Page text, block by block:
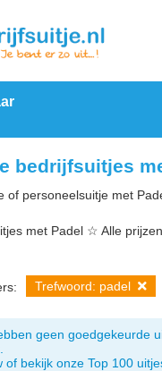
bedrijfsuitjes
of personeelsuitje met
met Padel ☆ Alle
Trefwoord: padel
geen goedgekeurde
of bekijk onze Top 100